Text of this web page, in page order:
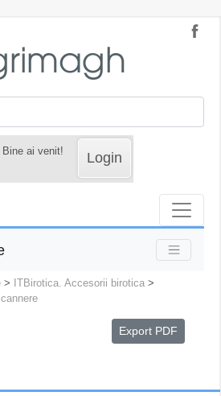
Bine ai venit! Login
> ITBirotica. Accesorii birotica >
Export PDF